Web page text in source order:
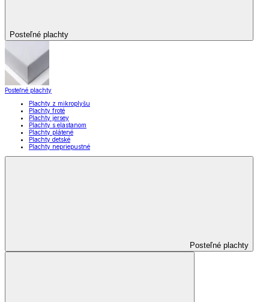
Posteľné plachty
Posteľné plachty
Plachty z mikroplyšu
Plachty froté
Plachty jersey
Plachty s elastanom
Plachty plátené
Plachty detské
Plachty nepriepustné
Posteľné plachty